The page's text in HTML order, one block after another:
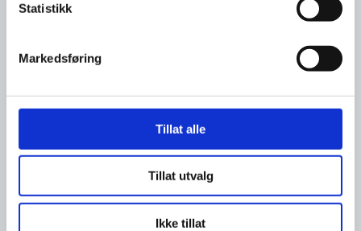
Statistikk
Markedsføring
Tillat alle
Tillat utvalg
Ikke tillat